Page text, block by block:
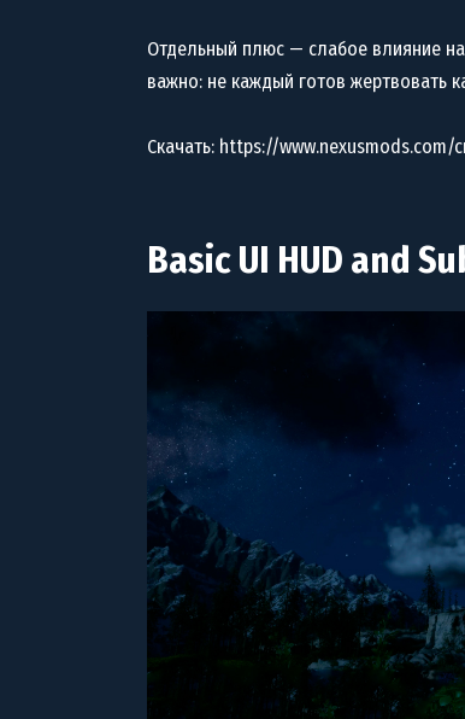
Отдельный плюс — слабое влияние
важно: не каждый готов жертвовать
Скачать: https://
Basic UI HUD and